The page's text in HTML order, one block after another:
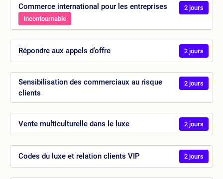
Commerce international pour les entreprises
Incontournable
2 jours
Répondre aux appels d'offre 2 jours
Sensibilisation des commerciaux au risque
clients
2 jours
Vente multiculturelle dans le luxe 2 jours
Codes du luxe et relation clients VIP 2 jours